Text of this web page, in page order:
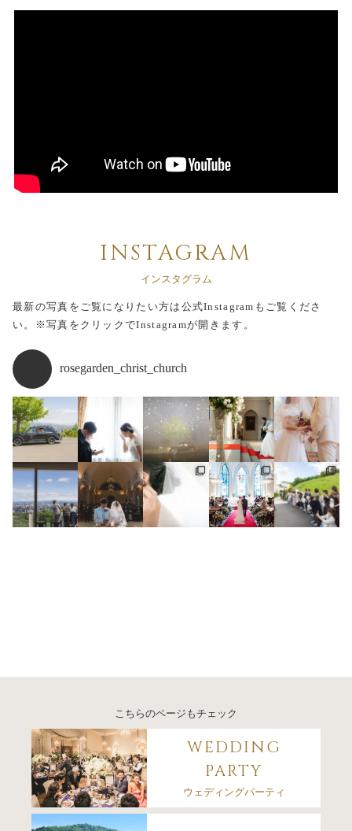
INSTAGRAM
インスタグラム
最新の写真をご覧になりたい方は公式Instagramもご覧くださ
い。
※写真をクリックでInstagramが開きます。
rosegarden_christ_church
こちらのページもチェック
WEDDING
PARTY
ウェディングパーティ